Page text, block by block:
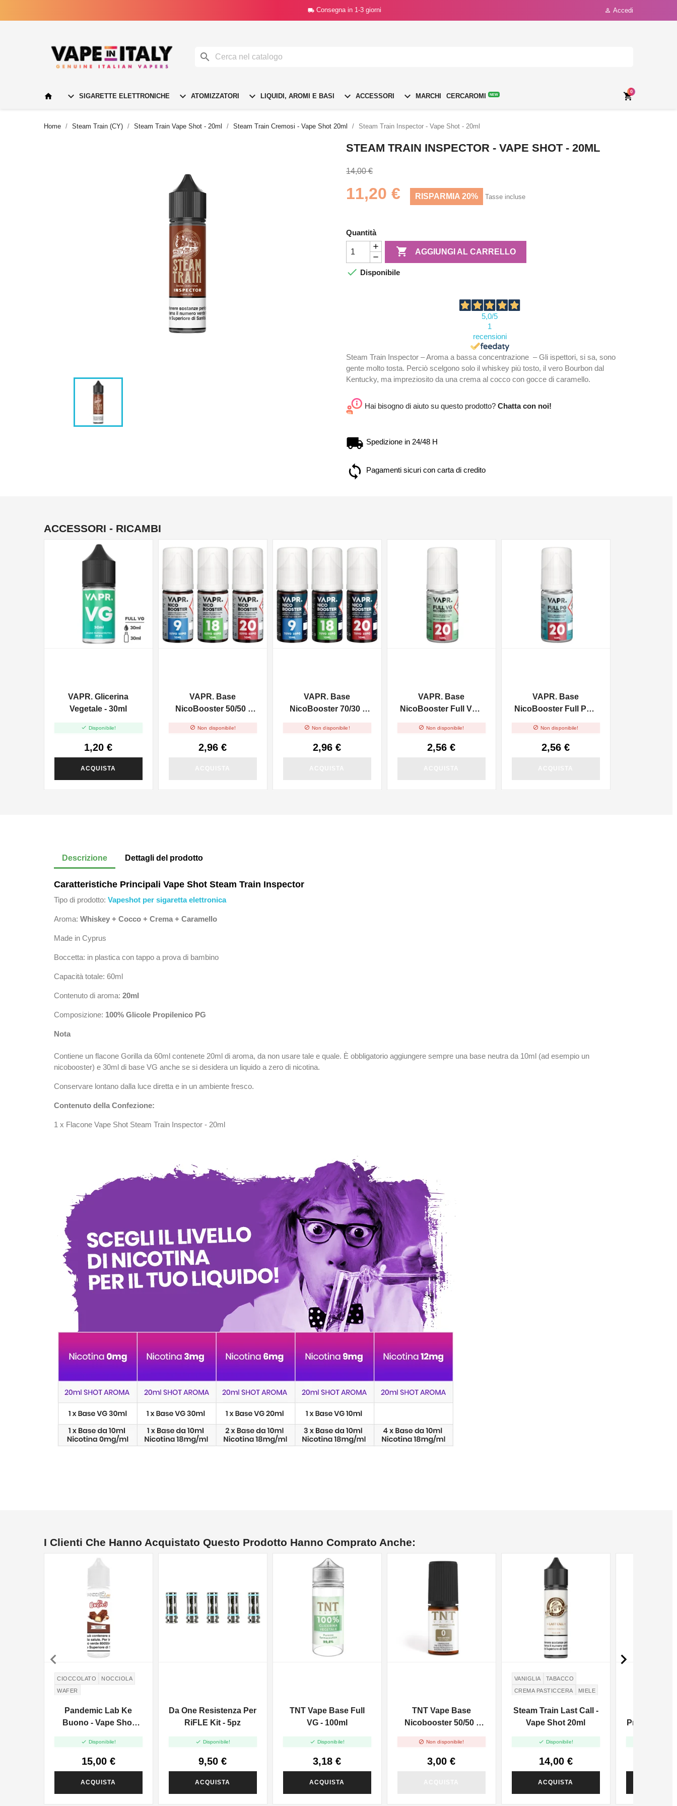
 Consegna in 1-3 giorni  Accedi

  SIGARETTE ELETTRONICHE  ATOMIZZATORI  LIQUIDI, AROMI E BASI  ACCESSORI  MARCHI CERCAROMI NEW 
0
Home Steam Train (CY) Steam Train Vape Shot - 20ml Steam Train Cremosi - Vape Shot 20ml Steam Train Inspector - Vape Shot - 20ml
STEAM TRAIN INSPECTOR - VAPE SHOT - 20ML
14,00 €
11,20 € RISPARMIA 20% Tasse incluse
Quantità
 AGGIUNGI AL CARRELLO
 Disponibile
5,0/5
1
recensioni
Steam Train Inspector – Aroma a bassa concentrazione – Gli ispettori, si sa, sono
gente molto tosta. Perciò scelgono solo il whiskey più tosto, il vero Bourbon dal
Kentucky, ma impreziosito da una crema al cocco con gocce di caramello.
Hai bisogno di aiuto su questo prodotto? Chatta con noi!
Spedizione in 24/48 H
Pagamenti sicuri con carta di credito
ACCESSORI - RICAMBI
VAPR. Glicerina
Vegetale - 30ml
 Disponibile!
1,20 €
ACQUISTA
VAPR. Base
NicoBooster 50/50 -
 Non disponibile!
2,96 €
VAPR. Base
NicoBooster 70/30 -
 Non disponibile!
2,96 €
VAPR. Base
NicoBooster Full VG -
 Non disponibile!
2,56 €
VAPR. Base
NicoBooster Full PG -
 Non disponibile!
2,56 €
Descrizione Dettagli del prodotto
Caratteristiche Principali Vape Shot Steam Train Inspector
Tipo di prodotto: Vapeshot per sigaretta elettronica
Aroma: Whiskey + Cocco + Crema + Caramello
Made in Cyprus
Boccetta: in plastica con tappo a prova di bambino
Capacità totale: 60ml
Contenuto di aroma: 20ml
Composizione: 100% Glicole Propilenico PG
Nota
Contiene un flacone Gorilla da 60ml contenete 20ml di aroma, da non usare tale e quale. È obbligatorio aggiungere sempre una base neutra da 10ml (ad esempio un
nicobooster) e 30ml di base VG anche se si desidera un liquido a zero di nicotina.
Conservare lontano dalla luce diretta e in un ambiente fresco.
Contenuto della Confezione:
1 x Flacone Vape Shot Steam Train Inspector - 20ml
I Clienti Che Hanno Acquistato Questo Prodotto Hanno Comprato Anche:
CIOCCOLATO
NOCCIOLA
WAFER
Pandemic Lab Ke
Buono - Vape Shot
 Disponibile!
15,00 €
ACQUISTA
Da One Resistenza Per
RiFLE Kit - 5pz
 Disponibile!
9,50 €
ACQUISTA
TNT Vape Base Full
VG - 100ml
 Disponibile!
3,18 €
ACQUISTA
TNT Vape Base
Nicobooster 50/50 -
 Non disponibile!
3,00 €
VANIGLIA
TABACCO
CREMA PASTICCERA
MIELE
Steam Train Last Call -
Vape Shot 20ml
 Disponibile!
14,00 €
ACQUISTA
Propilenico
 